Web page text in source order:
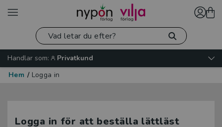
Handlar som:
Privatkund
Hem / Logga in
Logga in för att beställa lättläst